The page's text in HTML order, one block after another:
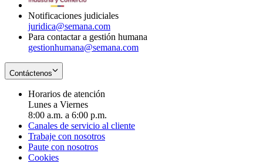
Notificaciones judiciales
juridica@semana.com
Para contactar a gestión humana
gestionhumana@semana.com
Contáctenos
Horarios de atención
Lunes a Viernes
8:00 a.m. a 6:00 p.m.
Canales de servicio al cliente
Trabaje con nosotros
Paute con nosotros
Cookies